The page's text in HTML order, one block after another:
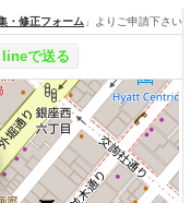
・修正フォーム 」よりご申請下さい
lineで送る